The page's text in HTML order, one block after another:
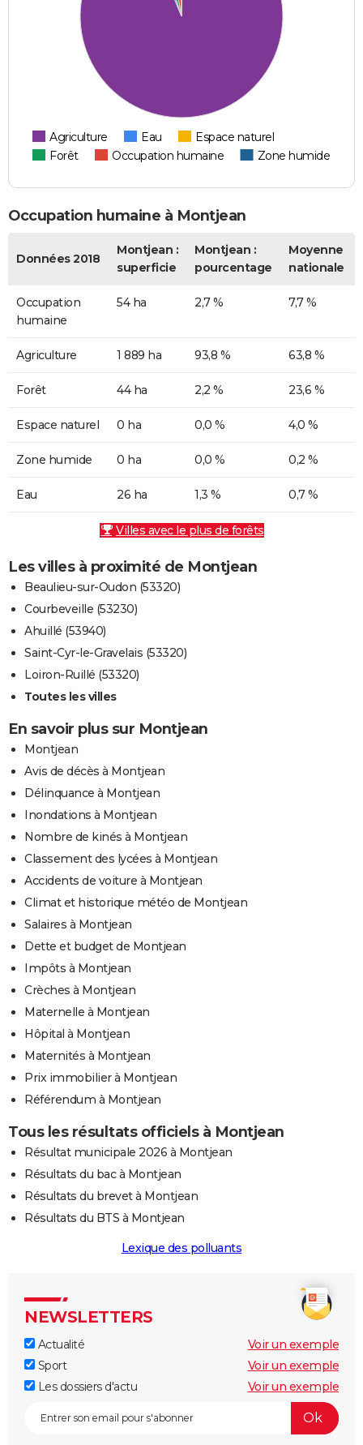
Agriculture Eau
Espace naturel
Forêt
Occupation humaine Zone humide
Occupation humaine à Montjean
Données 2018
Montjean :
superficie
Montjean :
pourcentage
Moyenne
nationale
Occupation
humaine
54 ha 2,7 % 7,7 %
Agriculture 1 889 ha 93,8 % 63,8 %
Forêt 44 ha 2,2 % 23,6 %
Espace naturel 0 ha 0,0 % 4,0 %
Zone humide 0 ha 0,0 % 0,2 %
Eau 26 ha 1,3 % 0,7 %
Villes avec le plus de forêts
Les villes à proximité de Montjean
Beaulieu-sur-Oudon (53320)
Courbeveille (53230)
Ahuillé (53940)
Saint-Cyr-le-Gravelais (53320)
Loiron-Ruillé (53320)
Toutes les villes
En savoir plus sur Montjean
Montjean
Avis de décès à Montjean
Délinquance à Montjean
Inondations à Montjean
Nombre de kinés à Montjean
Classement des lycées à Montjean
Accidents de voiture à Montjean
Climat et historique météo de Montjean
Salaires à Montjean
Dette et budget de Montjean
Impôts à Montjean
Crèches à Montjean
Maternelle à Montjean
Hôpital à Montjean
Maternités à Montjean
Prix immobilier à Montjean
Référendum à Montjean
Tous les résultats officiels à Montjean
Résultat municipale 2026 à Montjean
Résultats du bac à Montjean
Résultats du brevet à Montjean
Résultats du BTS à Montjean
Lexique des polluants
NEWSLETTERS
Actualité
Voir un exemple
Sport
Voir un exemple
Les dossiers d'actu
Voir un exemple